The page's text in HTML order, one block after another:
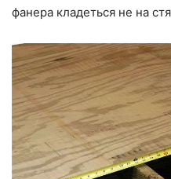
фанера кладеться не на